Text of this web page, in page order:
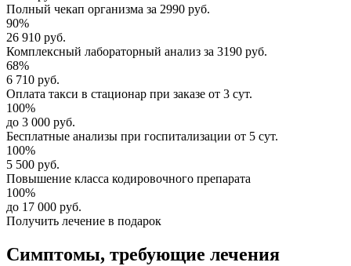
Полный чекап организма за 2990 руб.
90%
26 910 руб.
Комплексный лабораторный анализ за 3190 руб.
68%
6 710 руб.
Оплата такси в стационар при заказе от 3 сут.
100%
до 3 000 руб.
Бесплатные анализы при госпитализации от 5 сут.
100%
5 500 руб.
Повышение класса кодировочного препарата
100%
до 17 000 руб.
Получить лечение в подарок
Симптомы, требующие лечения